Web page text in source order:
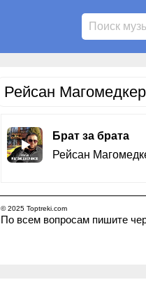
Рейсан
Брат за брата
Рейсан
© 2025 Toptreki.com
По всем вопросам пишите